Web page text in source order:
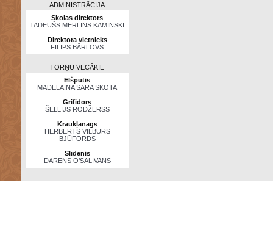
ADMINISTRĀCIJA
Skolas direktors
TADEUŠS MERLINS KAMINSKI
Direktora vietnieks
FILIPS BĀRLOVS
TORŅU VECĀKIE
Elšpūtis
MADELAINA SĀRA SKOTA
Grifidors
ŠELLIJS RODŽERSS
Kraukļanags
HERBERTS VILBURS
BJŪFORDS
Slīdenis
DARENS O’SALIVANS